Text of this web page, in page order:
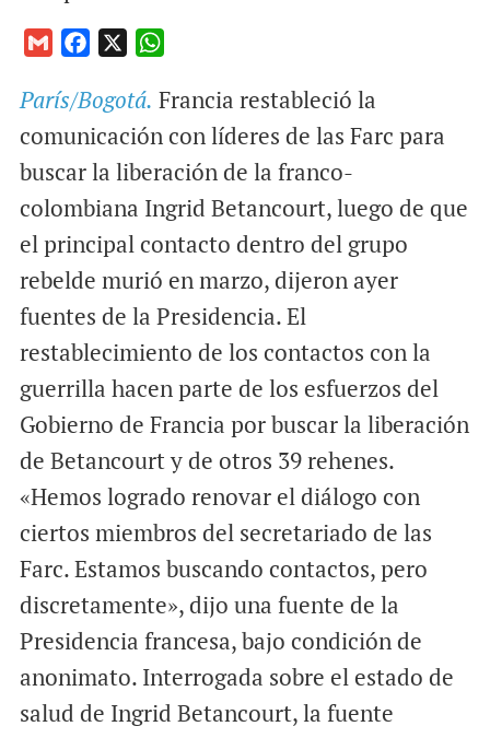
a
i
c
e
o
o
k
a
A
p
p
París/Bogotá. Francia restableció la
comunicación con líderes de las Farc para
buscar la liberación de la franco-
colombiana Ingrid Betancourt, luego de que
el principal contacto dentro del grupo
rebelde murió en marzo, dijeron ayer
fuentes de la Presidencia. El
restablecimiento de los contactos con la
guerrilla hacen parte de los esfuerzos del
Gobierno de Francia por buscar la liberación
de Betancourt y de otros 39 rehenes.
«Hemos logrado renovar el diálogo con
ciertos miembros del secretariado de las
Farc. Estamos buscando contactos, pero
discretamente», dijo una fuente de la
Presidencia francesa, bajo condición de
anonimato. Interrogada sobre el estado de
salud de Ingrid Betancourt, la fuente